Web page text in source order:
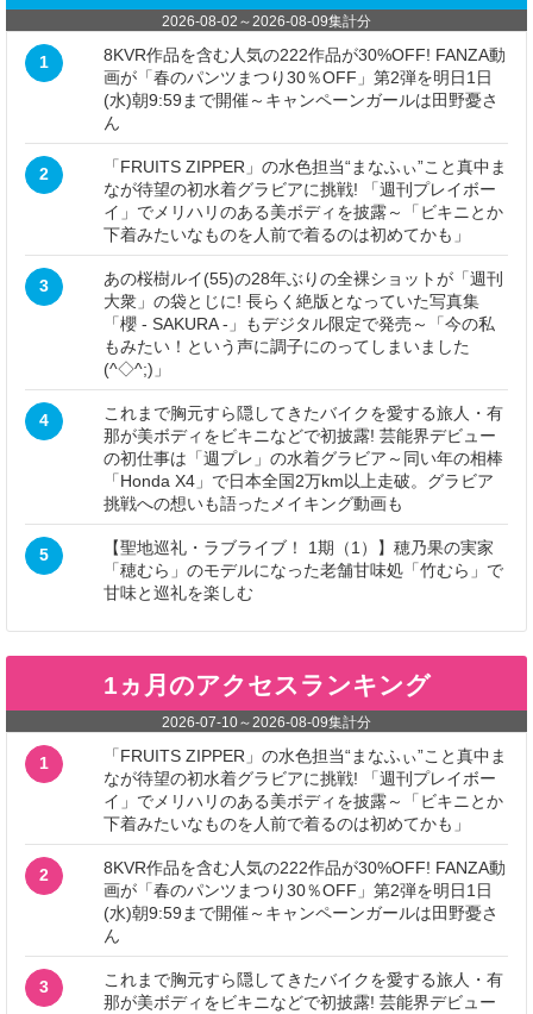
2026-08-02 ～2026-08-09集計分
1
8KVR作品を含む人気の222作品が30%OFF! FANZA動
画が「春のパンツまつり30％OFF」第2弾を明日1日
(水)朝9:59まで開催～キャンペーンガールは田野憂さ
ん
2
「FRUITS ZIPPER」の水色担当“まなふぃ”こと真中ま
なが待望の初水着グラビアに挑戦! 「週刊プレイボー
イ」でメリハリのある美ボディを披露～「ビキニとか
下着みたいなものを人前で着るのは初めてかも」
3
あの桜樹ルイ(55)の28年ぶりの全裸ショットが「週刊
大衆」の袋とじに! 長らく絶版となっていた写真集
「櫻 - SAKURA -」もデジタル限定で発売～「今の私
もみたい！という声に調子にのってしまいました
(^◇^;)」
4
これまで胸元すら隠してきたバイクを愛する旅人・有
那が美ボディをビキニなどで初披露! 芸能界デビュー
の初仕事は「週プレ」の水着グラビア～同い年の相棒
「Honda X4」で日本全国2万km以上走破。グラビア
挑戦への想いも語ったメイキング動画も
5
【聖地巡礼・ラブライブ！ 1期（1）】穂乃果の実家
「穂むら」のモデルになった老舗甘味処「竹むら」で
甘味と巡礼を楽しむ
1ヵ月のアクセスランキング
2026-07-10～2026-08-09集計分
1
「FRUITS ZIPPER」の水色担当“まなふぃ”こと真中ま
なが待望の初水着グラビアに挑戦! 「週刊プレイボー
イ」でメリハリのある美ボディを披露～「ビキニとか
下着みたいなものを人前で着るのは初めてかも」
2
8KVR作品を含む人気の222作品が30%OFF! FANZA動
画が「春のパンツまつり30％OFF」第2弾を明日1日
(水)朝9:59まで開催～キャンペーンガールは田野憂さ
ん
3
これまで胸元すら隠してきたバイクを愛する旅人・有
那が美ボディをビキニなどで初披露! 芸能界デビュー